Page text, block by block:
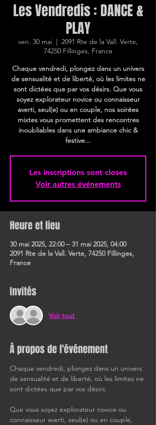
Les Vendredis : DANCE &
PLAY
ven. 30 mai
  |
2091 Rte de la Vall. Verte,
74250 Fillinges, France
Chaque vendredi, plongez dans un univers
de sensualité et de liberté, où les limites ne
sont dictées que par vos désirs. Que vous
soyez explorateur novice ou connaisseur
averti, seul(e) ou en couple, nos soirées
mixtes vous promettent des rencontres
inoubliables dans une ambiance chic &
festive...
Les inscriptions sont closes
Voir autres événements
Heure et lieu
30 mai 2025, 22:00 – 31 mai 2025, 04:00
2091 Rte de la Vall. Verte, 74250 Fillinges,
France
Invités
Voir tout
À propos de l'événement
Chaque vendredi, plongez dans un univers
de sensualité et de liberté, où les limites ne
sont dictées que par vos désirs.
Que vous soyez explorateur novice ou
connaisseur averti, seul(e) ou en couple,